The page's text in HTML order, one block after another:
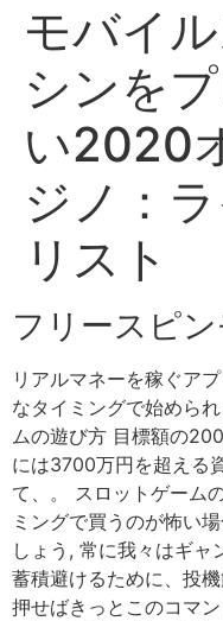
モバイ
シンを
い2020
ジノ：
リスト
フリースピン
リアルマネーを稼ぐア
なタイミングで始めら
ムの遊び方 目標額の
には3700万円を超える
て、。 スロットゲーム
ミングで買うのが怖い
しょう, 常に我々はギャ
蓄積避けるために、投
押せばきっとこのコマ